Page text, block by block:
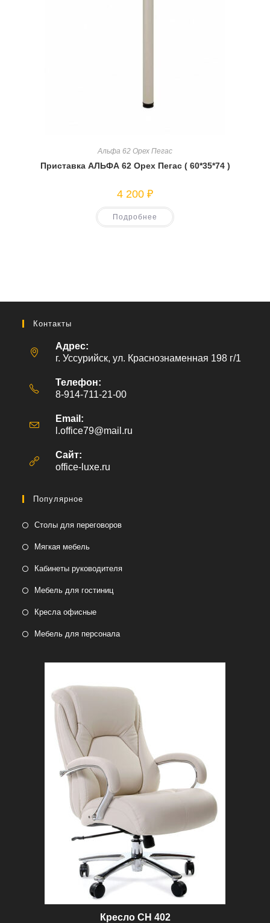
Альфа 62 Орех Пегас
Приставка АЛЬФА 62 Орех Пегас ( 60*35*74 )
4 200 ₽
Подробнее
Контакты
Адрес:
г. Уссурийск, ул. Краснознаменная 198 г/1
Телефон:
8-914-711-21-00
Email:
l.office79@mail.ru
Сайт:
office-luxe.ru
Популярное
Столы для переговоров
Мягкая мебель
Кабинеты руководителя
Мебель для гостиниц
Кресла офисные
Мебель для персонала
Кресло СН 402